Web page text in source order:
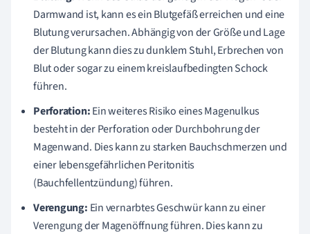
Darmwand ist, kann es ein Blutgefäß erreichen und eine
Blutung verursachen. Abhängig von der Größe und Lage
der Blutung kann dies zu dunklem Stuhl, Erbrechen von
Blut oder sogar zu einem kreislaufbedingten Schock
führen.
Perforation:Ein weiteres Risiko eines Magenulkus
besteht in der Perforation oder Durchbohrung der
Magenwand. Dies kann zu starken Bauchschmerzen und
einer lebensgefährlichen Peritonitis
(Bauchfellentzündung) führen.
Verengung: Ein vernarbtes Geschwür kann zu einer
Verengung der Magenöffnung führen. Dies kann zu